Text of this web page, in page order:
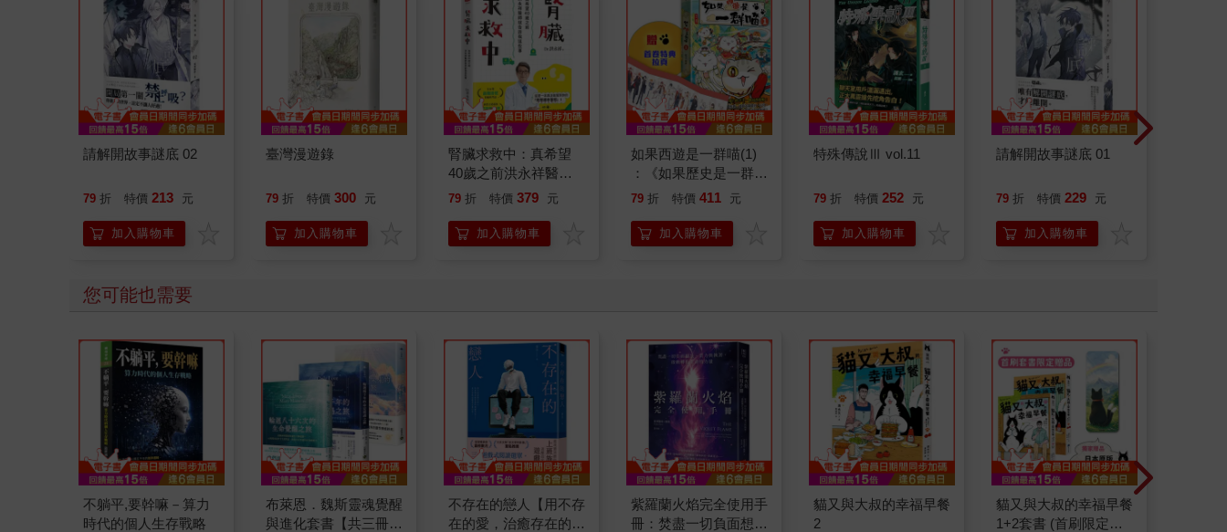
請解開故事謎底 02
79 折 特價 213 元
加入購物車
臺灣漫遊錄
79 折 特價 300 元
加入購物車
腎臟求救中：真希望
40歲之前洪永祥醫師
就告訴我這些事
79 折 特價 379 元
加入購物車
如果西遊是一群喵(1)
：《如果歷史是一群
喵》作者最新力作，附
79 折 特價 411 元
加入購物車
特殊傳說Ⅲ vol.11
79 折 特價 252 元
加入購物車
請解開故事謎底 01
79 折 特價 229 元
加入購物車
您可能也需要
不躺平,要幹嘛－算力
時代的個人生存戰略
布萊恩．魏斯靈魂覺醒
與進化套書【共三冊】
不存在的戀人【用不存
在的愛，治癒存在的孤
紫羅蘭火焰完全使用手
冊：焚盡一切負面想
貓又與大叔的幸福早餐
2
貓又與大叔的幸福早餐
1+2套書 (首刷限定加